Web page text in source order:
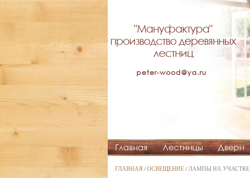
"Мануфактура"
производство деревянных
лестниц
peter-wood@ya.ru
Главная Лестницы Двери
ГЛАВНАЯ/ОСВЕЩЕНИЕ/ ЛАМПЫ НА УЧАСТКЕ